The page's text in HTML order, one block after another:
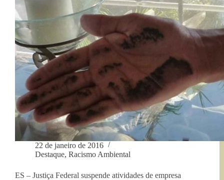
22 de janeiro de 2016
Destaque, Racismo Ambiental
ES – Justiça Federal suspende atividades de empresa